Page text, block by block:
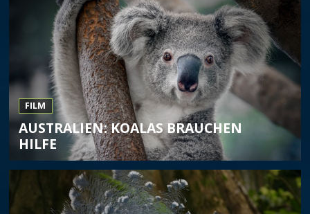
FILM
AUSTRALIEN: KOALAS BRAUCHEN
HILFE